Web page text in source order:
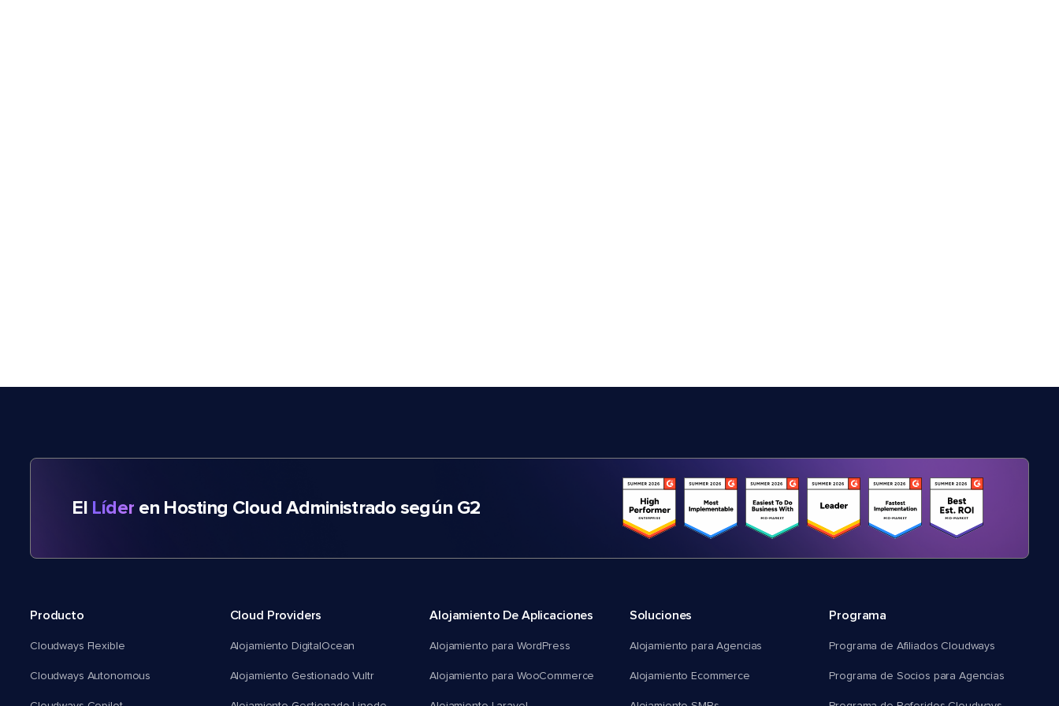
El Líder en Hosting Cloud Administrado según G2
Producto
Cloudways Flexible
Cloudways Autonomous
Cloud Providers
Alojamiento DigitalOcean
Alojamiento Gestionado Vultr
Alojamiento De Aplicaciones
Alojamiento para WordPress
Alojamiento para WooCommerce
Soluciones
Alojamiento para Agencias
Alojamiento Ecommerce
Programa
Programa de Afiliados Cloudways
Programa de Socios para Agencias